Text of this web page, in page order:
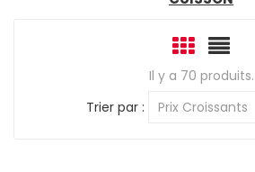
Il y a 70 produits.
Trier par :
Prix Croissants